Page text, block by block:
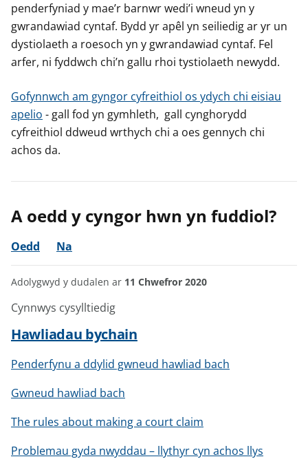
penderfyniad y mae’r barnwr wedi’i wneud yn y
gwrandawiad cyntaf. Bydd yr apêl yn seiliedig ar yr un
dystiolaeth a roesoch yn y gwrandawiad cyntaf. Fel
arfer, ni fyddwch chi’n gallu rhoi tystiolaeth newydd.
Gofynnwch am gyngor cyfreithiol os ydych chi eisiau
apelio - gall fod yn gymhleth, gall cynghorydd
cyfreithiol ddweud wrthych chi a oes gennych chi
achos da.
A oedd y cyngor hwn yn fuddiol?
Oedd Na
Adolygwyd y dudalen ar 11 Chwefror 2020
Cynnwys cysylltiedig
Hawliadau bychain
Penderfynu a ddylid gwneud hawliad bach
Gwneud hawliad bach
The rules about making a court claim
Problemau gyda nwyddau – llythyr cyn achos llys